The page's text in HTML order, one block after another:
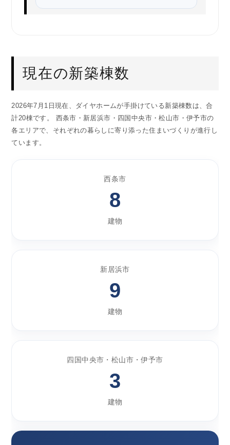
現在の新築棟数
2026年7月1日現在、ダイヤホームが手掛けている新築棟数は、合
計20棟です。 西条市・新居浜市・四国中央市・松山市・伊予市の
各エリアで、それぞれの暮らしに寄り添った住まいづくりが進行し
ています。
西条市
8
建物
新居浜市
9
建物
四国中央市・松山市・伊予市
3
建物